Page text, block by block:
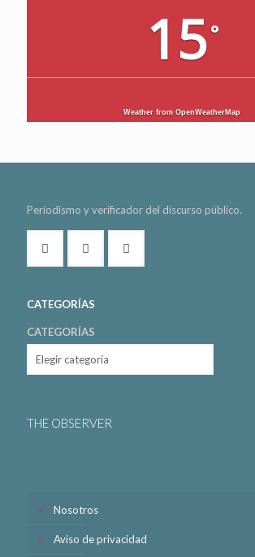
15°
Weather from OpenWeatherMap
Periodismo y verificador del discurso público.
CATEGORÍAS
CATEGORÍAS
THE OBSERVER
Nosotros
Aviso de privacidad